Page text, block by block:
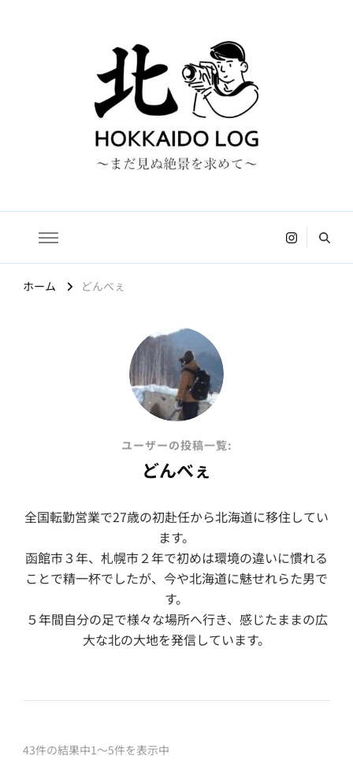
ホーム どんべぇ
ユーザーの投稿一覧:
どんべぇ
全国転勤営業で27歳の初赴任から北海道に移住してい
ます。
函館市３年、札幌市２年で初めは環境の違いに慣れる
ことで精一杯でしたが、今や北海道に魅せれらた男で
す。
５年間自分の足で様々な場所へ行き、感じたままの広
大な北の大地を発信しています。
43件の結果中1〜5件を表示中